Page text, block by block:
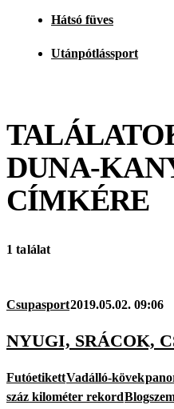
Hátsó füves
Utánpótlássport
DUNA-
CÍMKÉRE
1 találat
Csupasport2019.05.02. 09:06
NYUGI, SRÁCOK,
FutóetikettVadálló-kövek
száz kilométer rekord